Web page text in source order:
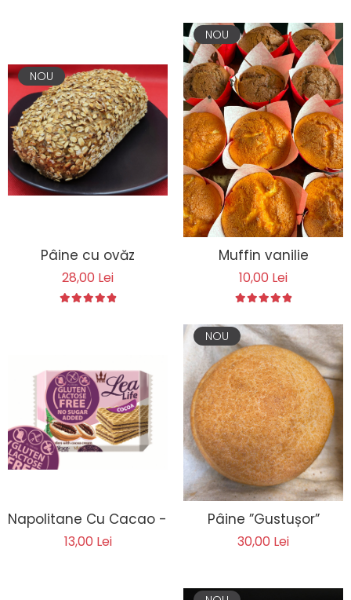
NOU
Pâine cu ovăz
28,00 Lei
NOU
Muffin vanilie
10,00 Lei
Napolitane Cu Cacao - Lea Life 95g
13,00 Lei
NOU
Pâine ”Gustușor”
30,00 Lei